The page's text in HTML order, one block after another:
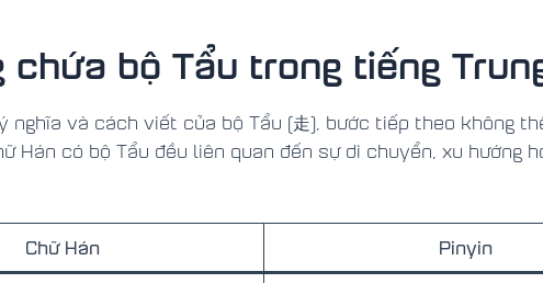
chứa bộ Tẩu trong tiếng
nghĩa và cách viết của bộ Tẩu (走), bước tiếp theo không
Hán có bộ Tẩu đều liên quan đến sự di chuyển, xu
Chữ Hán Pinyin